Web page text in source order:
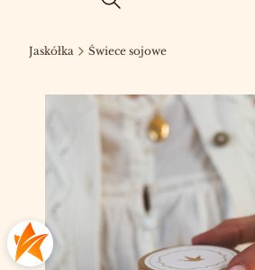
Jaskółka Świece sojowe